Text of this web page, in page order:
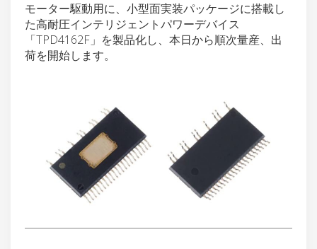
モーター駆動用に、小型面実装パッケージに搭載し
た高耐圧インテリジェントパワーデバイス
「TPD4162F」を製品化し、本日から順次量産、出
荷を開始します。